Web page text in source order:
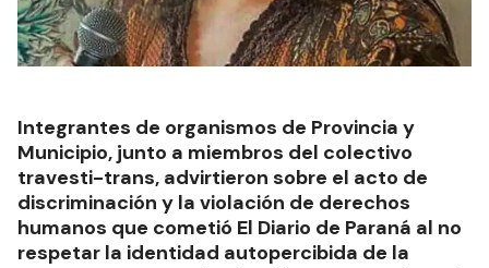
Integrantes de organismos de Provincia y
Municipio, junto a miembros del colectivo
travesti-trans, advirtieron sobre el acto de
discriminación y la violación de derechos
humanos que cometió El Diario de Paraná al no
respetar la identidad autopercibida de la